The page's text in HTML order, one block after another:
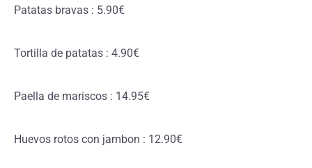
Patatas bravas : 5.90€
Tortilla de patatas : 4.90€
Paella de mariscos : 14.95€
Huevos rotos con jambon : 12.90€